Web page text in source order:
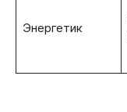
Энергетик